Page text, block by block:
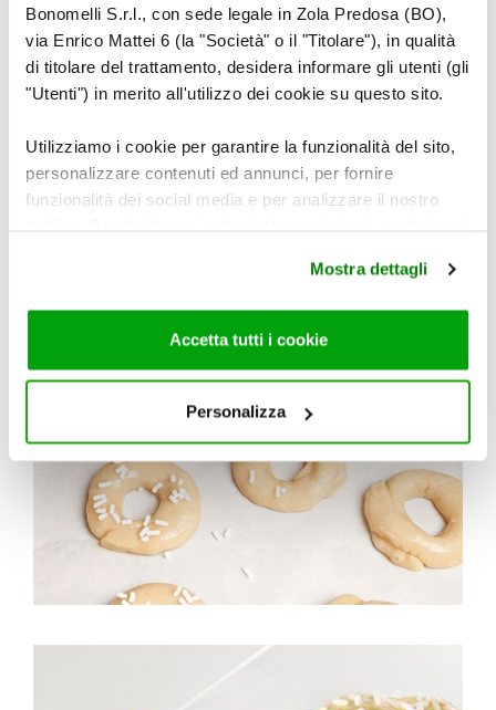
Bonomelli S.r.l., con sede legale in Zola Predosa (BO),
via Enrico Mattei 6 (la "Società" o il "Titolare"), in qualità
di titolare del trattamento, desidera informare gli utenti (gli
"Utenti") in merito all'utilizzo dei cookie su questo sito.
Utilizziamo i cookie per garantire la funzionalità del sito,
personalizzare contenuti ed annunci, per fornire
funzionalità dei social media e per analizzare il nostro
di analisi dei dati web, pubblicità e social media, i quali
potrebbero combinarle con altre informazioni che ha
fornito loro o che hanno raccolto dal suo utilizzo dei loro
cookie consultare la cookie policy. Se clicchi sulla “X” per
chiudere il banner, non verranno installati cookie sul tuo
dispositivo ad eccezione di quelli necessari ai fini del
corretto funzionamento del sito.
Mostra dettagli
Accetta tutti i cookie
Personalizza
Adagiare le ciambelle sulla placca ricoperta
con carta da forno.
sono cotti, sfornare e porre sulla gratella a
raffreddare.
Servire i biscotti con la macedonia di frutta.